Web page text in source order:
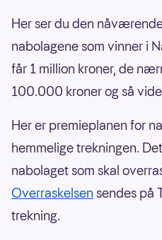
Her ser du den
nabolagene som vinner i
får 1 million kroner, de
100.000 kroner og så
Her er premieplanen for
hemmelige trekningen.
nabolaget som skal
Overraskelsen sendes på
trekning.